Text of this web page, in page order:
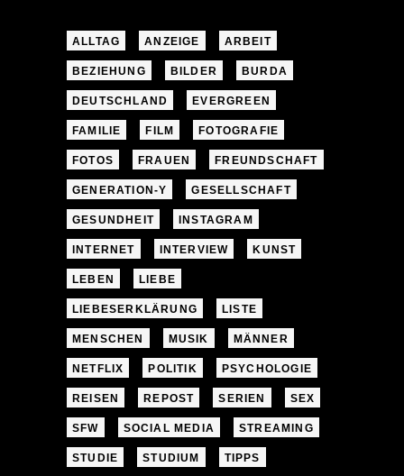
ALLTAG ANZEIGE ARBEIT
BEZIEHUNG BILDER BURDA
DEUTSCHLAND EVERGREEN
FAMILIE FILM FOTOGRAFIE
FOTOS FRAUEN FREUNDSCHAFT
GENERATION-Y GESELLSCHAFT
GESUNDHEIT INSTAGRAM
INTERNET INTERVIEW KUNST
LEBEN LIEBE
LIEBESERKLÄRUNG LISTE
MENSCHEN MUSIK MÄNNER
NETFLIX POLITIK PSYCHOLOGIE
REISEN REPOST SERIEN SEX
SFW SOCIAL MEDIA STREAMING
STUDIE STUDIUM TIPPS